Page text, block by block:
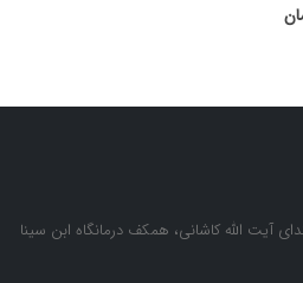
آیت الله کاشانی، همکف درمانگاه ابن سینا